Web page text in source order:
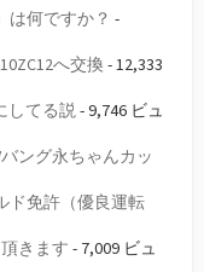
は何ですか？ -
へ交換 - 12,333
してる説- 9,746 ビュ
ング永ちゃんカッ
ド免許（優良運転
きます - 7,009 ビュ